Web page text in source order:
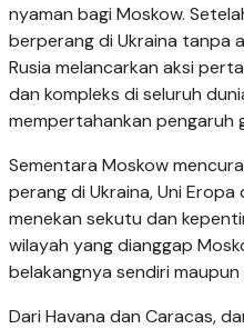
nyaman bagi Moskow.
berperang di Ukraina tanpa
Rusia melancarkan aksi
dan kompleks di seluruh
mempertahankan pengaruh
Sementara Moskow
perang di Ukraina, Uni
menekan sekutu dan
wilayah yang dianggap
belakangnya sendiri
Dari Havana dan Caracas,